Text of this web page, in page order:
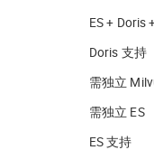
ES + Doris
Doris 支持
需独立
需独立 ES
ES 支持